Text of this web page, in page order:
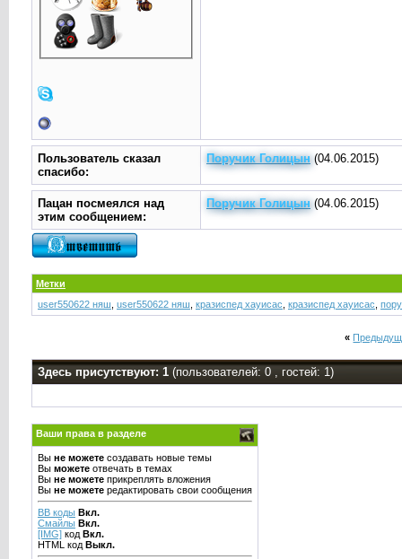
Пользователь сказал
cпасибо:
Поручик Голицын(04.06.2015)
Пацан посмеялся над
этим сообщением:
Поручик Голицын(04.06.2015)
Метки
user550622 няш user550622 няш кразиспед xауисас кразиспед хауисас
«
Здесь присутствуют: 1 (пользователей: 0 , гостей: 1)
Ваши права в разделе
Вы не можетесоздавать новые темы
Вы можетеотвечать в темах
Вы не можетеприкреплять вложения
Вы не можетередактировать свои сообщения
BB коды Вкл.
Смайлы Вкл.
[IMG]код Вкл.
HTML код Выкл.